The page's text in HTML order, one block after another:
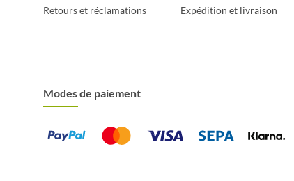
Retours et réclamations
Expédition et livraison
Modes de paiement